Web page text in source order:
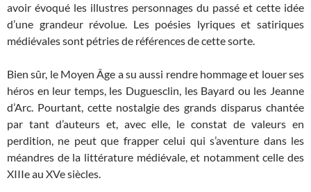
avoir évoqué les illustres personnages du passé et cette idée
d’une grandeur révolue. Les poésies lyriques et satiriques
médiévales sont pétries de références de cette sorte.
Bien sûr, le Moyen Âge a su aussi rendre hommage et louer ses
héros en leur temps, les Duguesclin, les Bayard ou les Jeanne
d’Arc. Pourtant, cette nostalgie des grands disparus chantée
par tant d’auteurs et, avec elle, le constat de valeurs en
perdition, ne peut que frapper celui qui s’aventure dans les
méandres de la littérature médiévale, et notamment celle des
XIIIe au XVe siècles.